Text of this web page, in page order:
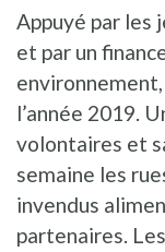
Appuyé par les
et par un
l’année 2019.
volontaires et
semaine les
invendus
partenaires.